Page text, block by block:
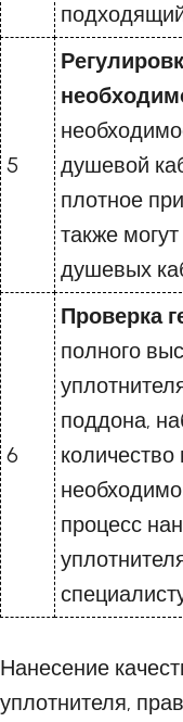
5
душевой
плотное
также
душевых
6
Проверка
полного
поддона,
необходимо
процесс
Нанесение
уплотнителя,